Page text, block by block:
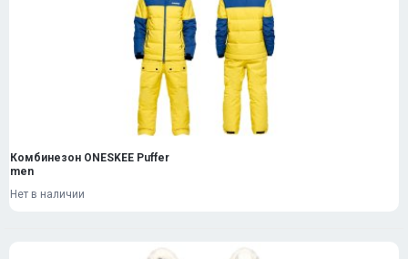
Комбинезон ONESKEE Puffer
men
Нет в наличии